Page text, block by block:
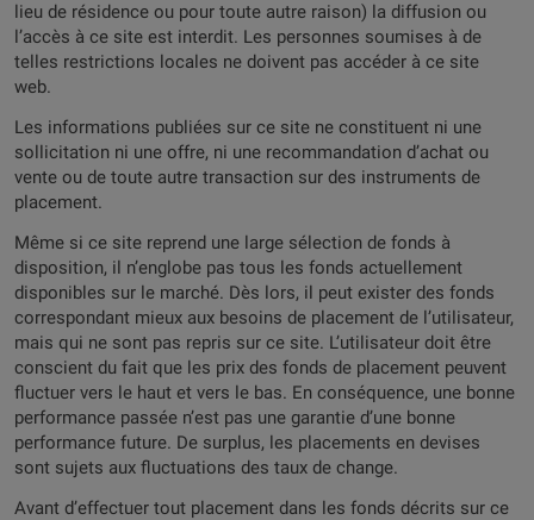
lieu de résidence ou pour toute autre raison) la diffusion ou
l’accès à ce site est interdit. Les personnes soumises à de
telles restrictions locales ne doivent pas accéder à ce site
web.
Les informations publiées sur ce site ne constituent ni une
sollicitation ni une offre, ni une recommandation d’achat ou
vente ou de toute autre transaction sur des instruments de
placement.
Même si ce site reprend une large sélection de fonds à
disposition, il n’englobe pas tous les fonds actuellement
disponibles sur le marché. Dès lors, il peut exister des fonds
correspondant mieux aux besoins de placement de l’utilisateur,
mais qui ne sont pas repris sur ce site. L’utilisateur doit être
conscient du fait que les prix des fonds de placement peuvent
fluctuer vers le haut et vers le bas. En conséquence, une bonne
performance passée n’est pas une garantie d’une bonne
performance future. De surplus, les placements en devises
sont sujets aux fluctuations des taux de change.
Avant d’effectuer tout placement dans les fonds décrits sur ce